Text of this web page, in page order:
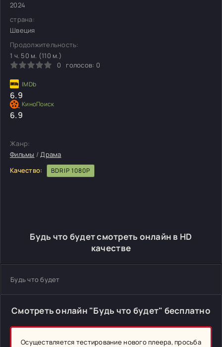
2024
страна:
Швеция
Продолжительность:
1 ч. 50 м. (110 м.)
0
голосов: 0
6.9
6.9
Жанр:
Фильмы /Драма
Качество:
BDRIP 1080P
Будь что будет смотреть онлайн в HD
качестве
Будь что будет
Смотреть онлайн "Будь что будет" бесплатно
Осуществляется тестирование нового плеера, просьба